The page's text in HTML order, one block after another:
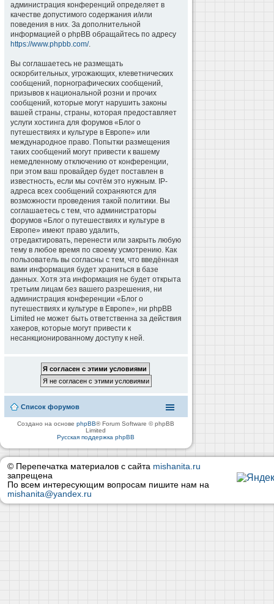
администрация конференций определяет в
качестве допустимого содержания и/или
поведения в них. За дополнительной
информацией о phpBB обращайтесь по адресу
https://www.phpbb.com/.
Вы соглашаетесь не размещать
оскорбительных, угрожающих, клеветнических
сообщений, порнографических сообщений,
призывов к национальной розни и прочих
сообщений, которые могут нарушить законы
вашей страны, страны, которая предоставляет
услуги хостинга для форумов «Блог о
путешествиях и культуре в Европе» или
международное право. Попытки размещения
таких сообщений могут привести к вашему
немедленному отключению от конференции,
при этом ваш провайдер будет поставлен в
известность, если мы сочтём это нужным. IP-
адреса всех сообщений сохраняются для
возможности проведения такой политики. Вы
соглашаетесь с тем, что администраторы
форумов «Блог о путешествиях и культуре в
Европе» имеют право удалить,
отредактировать, перенести или закрыть любую
тему в любое время по своему усмотрению. Как
пользователь вы согласны с тем, что введённая
вами информация будет храниться в базе
данных. Хотя эта информация не будет открыта
третьим лицам без вашего разрешения, ни
администрация конференции «Блог о
путешествиях и культуре в Европе», ни phpBB
Limited не может быть ответственна за действия
хакеров, которые могут привести к
несанкционированному доступу к ней.
Список форумов
Создано на основеphpBB® Forum Software © phpBB
Limited
Русская поддержка phpBB
© Перепечатка материалов с сайта mishanita.ru
запрещена
По всем интересующим вопросам пишите нам на
mishanita@yandex.ru